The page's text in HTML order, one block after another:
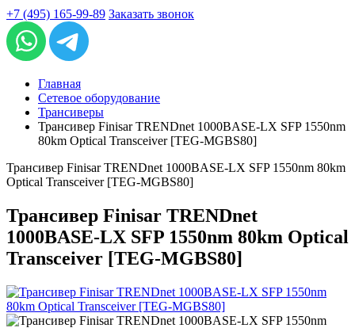
+7 (495) 165-99-89 Заказать звонок
Главная
Сетевое оборудование
Трансиверы
Трансивер Finisar TRENDnet 1000BASE-LX SFP 1550nm
80km Optical Transceiver [TEG-MGBS80]
Трансивер Finisar TRENDnet 1000BASE-LX SFP 1550nm 80km
Optical Transceiver [TEG-MGBS80]
Трансивер Finisar TRENDnet
1000BASE-LX SFP 1550nm 80km Optical
Transceiver [TEG-MGBS80]